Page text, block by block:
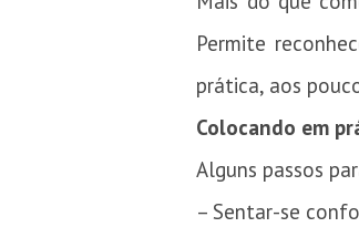
Permite
prática, aos
Colocando em
Alguns passos
– Sentar-se